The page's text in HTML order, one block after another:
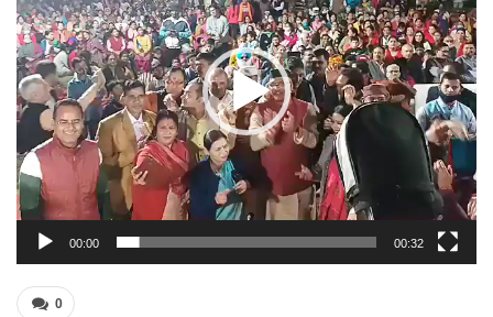
00:00 00:32
0